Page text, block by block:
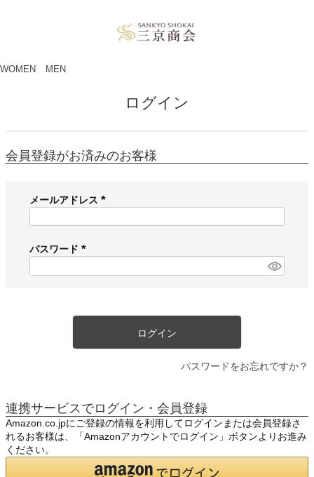
WOMEN MEN
ログイン
会員登録がお済みのお客様
メールアドレス
必
)
パスワード
必
ログイン
パスワードをお忘れですか？
連携サービスでログイン・会員登録
Amazon.co.jpにご登録の情報を利用してログインまたは会員登録さ
れるお客様は、「Amazonアカウントでログイン」ボタンよりお進み
ください。